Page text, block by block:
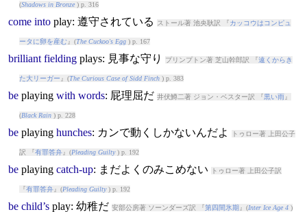
(Shadows in Bronze) p. 316
come into play: 遵守されている ストール著 池央耿訳 『 カッコウはコンピュ
ータに卵を産む』(The Cuckoo's Egg) p. 167
brilliant fielding plays: 見事な守り プリンプトン著 芝山幹郎訳 『遠くからき
た大リーガー 』(The Curious Case of Sidd Finch) p. 383
be playing with words: 屁理屈だ 井伏鱒二著 ジョン・ベスター訳 『黒い雨 』
(Black Rain) p. 228
be playing hunches: カンで動くしかないんだよ トゥロー著 上田公子
訳 『有罪答弁』(Pleading Guilty) p. 192
be playing catch-up: まだよくのみこめない トゥロー著 上田公子訳
『有罪答弁』(Pleading Guilty) p. 192
be child’s play: 幼稚だ 安部公房著 ソーンダーズ訳 『第四間氷期 』(Inter Ice Age 4)